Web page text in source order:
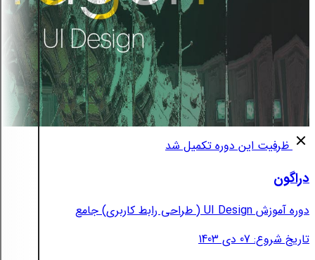
ظرفیت این دوره تکمیل شد
دراگون
دوره آموزش UI Design ( طراحی رابط کاربری) جامع
تاریخ شروع: 07 دی 1403